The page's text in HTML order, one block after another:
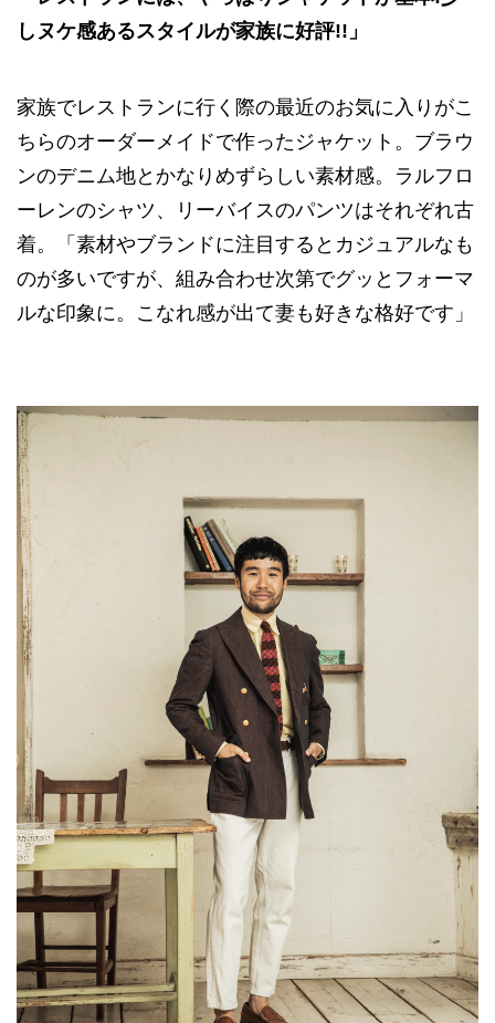
しヌケ感あるスタイルが家族に好評!!」
家族でレストランに行く際の最近のお気に入りがこ
ちらのオーダーメイドで作ったジャケット。ブラウ
ンのデニム地とかなりめずらしい素材感。ラルフロ
ーレンのシャツ、リーバイスのパンツはそれぞれ古
着。「素材やブランドに注目するとカジュアルなも
のが多いですが、組み合わせ次第でグッとフォーマ
ルな印象に。こなれ感が出て妻も好きな格好です」